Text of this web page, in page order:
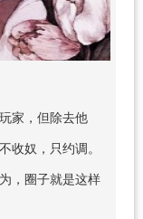
家，但除去他
收奴，只约调。
，圈子就是这样